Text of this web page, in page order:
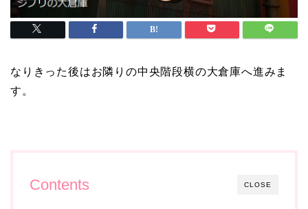
なりきった後はお隣りの中央階段横の大倉庫へ進みま
す。
CLOSE
Contents